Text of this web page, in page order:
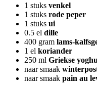
1 stuks venkel
1 stuks rode peper
1 stuks ui
0.5 el dille
400 gram lams-
1 el koriander
250 ml Griekse
naar smaak
naar smaak pain au